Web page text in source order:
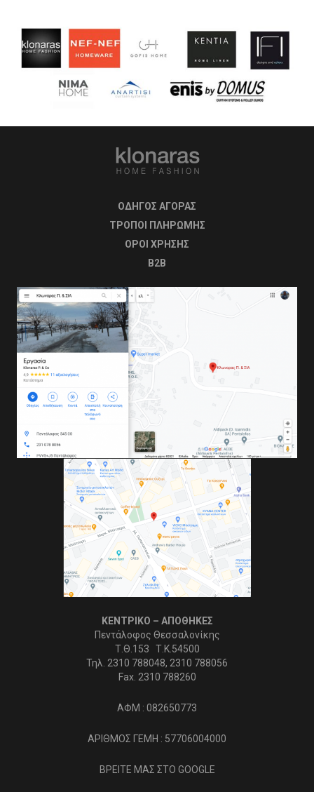
ΟΔΗΓΟΣ ΑΓΟΡΑΣ
ΤΡΟΠΟΙ ΠΛΗΡΩΜΗΣ
OΡΟΙ ΧΡΗΣΗΣ
B2B
ΚΕΝΤΡΙΚΟ – ΑΠΟΘΗΚΕΣ
Πεντάλοφος Θεσσαλονίκης
Τ.Θ.153 Τ.Κ.54500
Τηλ. 2310 788048, 2310 788056
Fax. 2310 788260
ΑΦΜ : 082650773
ΑΡΙΘΜΟΣ ΓΕΜΗ : 57706004000
ΒΡΕΙΤΕ ΜΑΣ ΣΤΟ GOOGLE